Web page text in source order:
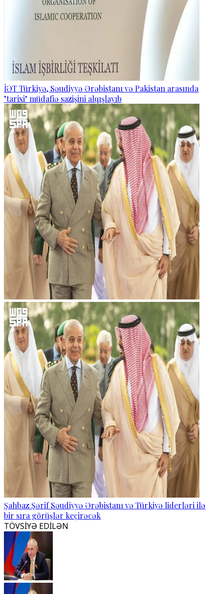
İƏT Türkiyə, Səudiyyə Ərəbistanı və Pakistan arasında
"tarixi" müdafiə sazişini alqışlayıb
Şahbaz Şərif Səudiyyə Ərəbistanı və Türkiyə liderləri ilə
bir sıra görüşlər keçirəcək
TÖVSİYƏ EDİLƏN